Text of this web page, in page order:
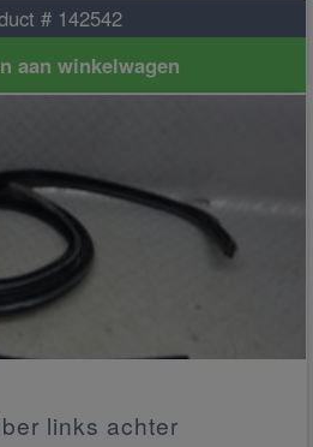
# 142542
aan winkelwagen
links achter